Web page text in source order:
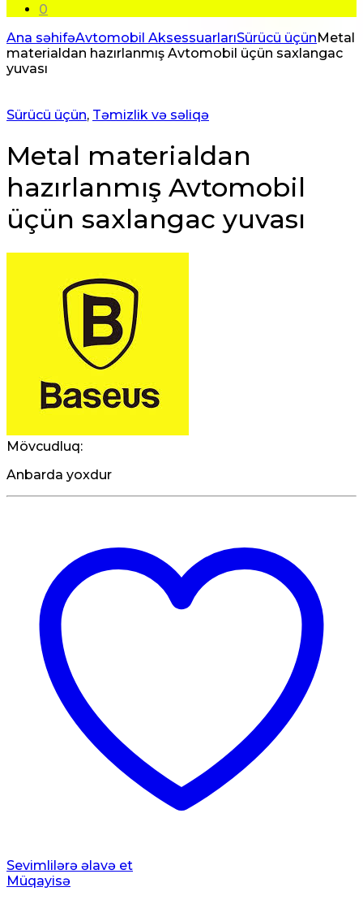
0
Ana səhifəAvtomobil AksessuarlarıSürücü üçünMetal
materialdan hazırlanmış Avtomobil üçün saxlangac
yuvası
Sürücü üçün, Təmizlik və səliqə
Metal materialdan
hazırlanmış Avtomobil
üçün saxlangac yuvası
Mövcudluq:
Anbarda yoxdur
Sevimlilərə əlavə et
Müqayisə